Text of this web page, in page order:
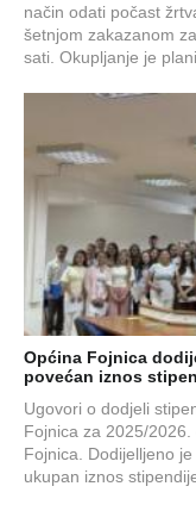
način odati počast
šetnjom zakazanom
sati. Okupljanje je
Općina Fojnica
povećan iznos
Ugovori o dodjeli
Fojnica za 2025/
Fojnica. Dodijelljeno
ukupan iznos